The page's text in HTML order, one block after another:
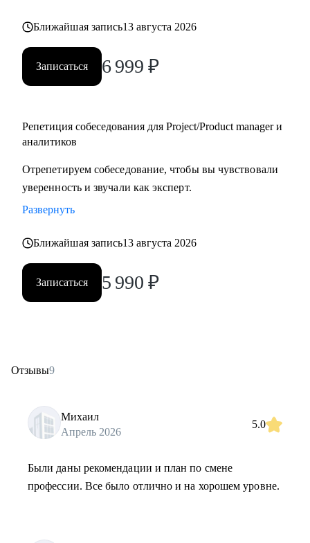
Ближайшая запись13 августа 2026
Записаться 6 999 ₽
Репетиция собеседования для Project/Product manager и
аналитиков
Отрепетируем собеседование, чтобы вы чувствовали
уверенность и звучали как эксперт.
Развернуть
Ближайшая запись13 августа 2026
Записаться 5 990 ₽
Отзывы9
Михаил
Апрель 2026
5.0
Были даны рекомендации и план по смене
профессии. Все было отлично и на хорошем уровне.